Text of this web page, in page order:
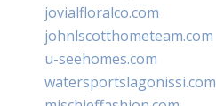
jovialfloralco.com
johnlscotthometeam.com
u-seehomes.com
watersportslagonissi.com